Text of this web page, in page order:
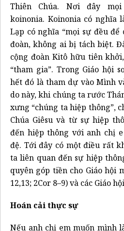
Thiên Chúa. Nơi đây
koinonia. Koinonia có nghĩa
Lạp có nghĩa “mọi sự đều để
đoàn, không ai bị tách biệt.
cộng đoàn Kitô hữu tiên khởi,
“tham gia”. Trong Giáo hội
hết đó là tham dự vào Mình
do này, khi chúng ta rước
xưng “chúng ta hiệp thông”,
Chúa Giêsu và từ sự hiệp
đến hiệp thông với anh chị
đệ. Tới đây có một điều rất
ta liên quan đến sự hiệp
quyên góp tiền cho Giáo hội
12,13; 2Cor 8–9) và các Giáo
Hoán cải thực sự
Nếu anh chị em muốn mình